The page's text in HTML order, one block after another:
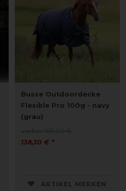
Busse Outdoordecke
Flexible Pro 100g - navy
(grau)
138,30 € *
ARTIKEL MERKEN